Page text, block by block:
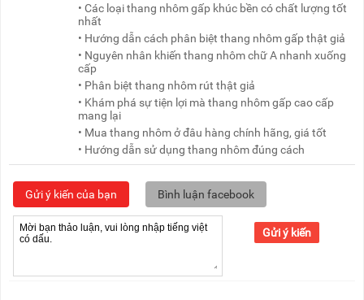
• Các loại thang nhôm gấp khúc bền có chất lượng tốt
nhất
• Hướng dẫn cách phân biệt thang nhôm gấp thật giả
• Nguyên nhân khiến thang nhôm chữ A nhanh xuống
cấp
• Phân biệt thang nhôm rút thật giả
• Khám phá sự tiện lợi mà thang nhôm gấp cao cấp
mang lại
• Mua thang nhôm ở đâu hàng chính hãng, giá tốt
• Hướng dẫn sử dụng thang nhôm đúng cách
Gửi ý kiến của bạn Bình luận facebook
Gửi ý kiến